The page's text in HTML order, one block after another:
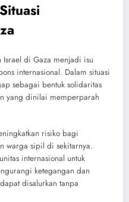
Israel di Gaza menjadi isu
internasional. Dalam situasi
sebagai bentuk solidaritas
yang dinilai memperparah
risiko bagi
warga sipil di sekitarnya.
internasional untuk
ketegangan dan
disalurkan tanpa